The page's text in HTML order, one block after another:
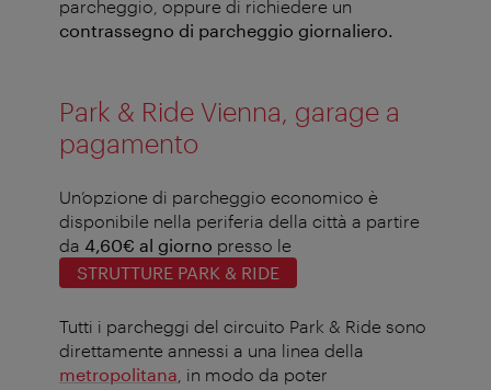
parcheggio, oppure di richiedere un
contrassegno di parcheggio giornaliero.
Park & Ride Vienna, garage a
pagamento
Un’opzione di parcheggio economico è
disponibile nella periferia della città a partire
da 4,60€ al giorno presso le
STRUTTURE PARK & RIDE
Tutti i parcheggi del circuito Park & Ride sono
direttamente annessi a una linea della
metropolitana , in modo da poter